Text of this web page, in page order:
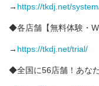
→ https://tkdj.net/
◆各店舗【無料体験・
→ https://tkdj.net/trial/
◆全国に56店舗！あな